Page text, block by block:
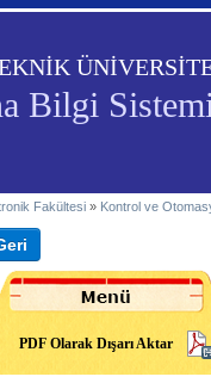
Bilgi
Fakültesi » Kontrol ve
PDF Olarak Dışarı Aktar